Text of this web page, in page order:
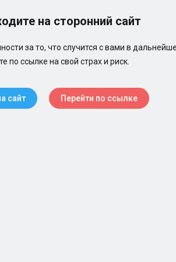
на сторонний сайт
за то, что случится с вами в
по ссылке на свой страх и риск.
сайт Перейти по ссылке